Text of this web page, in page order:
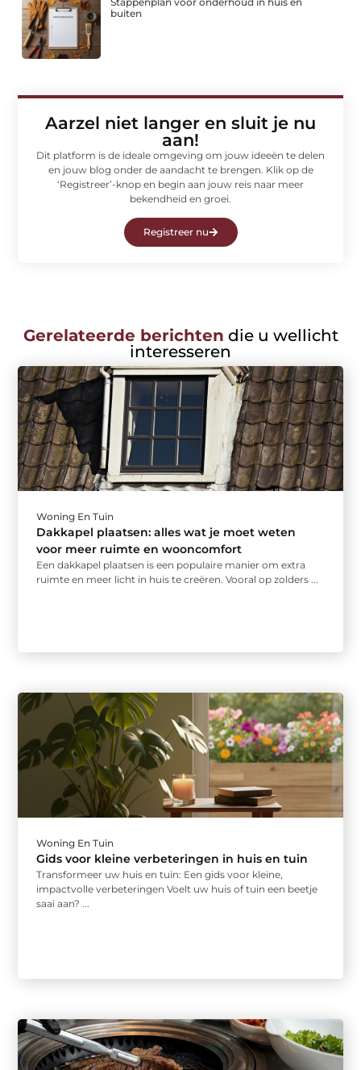
buiten
Aarzel niet langer en sluit je nu
aan!
Dit platform is de ideale omgeving om jouw ideeën te delen
en jouw blog onder de aandacht te brengen. Klik op de
‘Registreer’-knop en begin aan jouw reis naar meer
bekendheid en groei.
Registreer nu
Gerelateerde berichten die u wellicht
interesseren
Woning En Tuin
Dakkapel plaatsen: alles wat je moet weten
voor meer ruimte en wooncomfort
Een dakkapel plaatsen is een populaire manier om extra
ruimte en meer licht in huis te creëren. Vooral op zolders ...
Woning En Tuin
Gids voor kleine verbeteringen in huis en tuin
Transformeer uw huis en tuin: Een gids voor kleine,
impactvolle verbeteringen Voelt uw huis of tuin een beetje
saai aan? ...